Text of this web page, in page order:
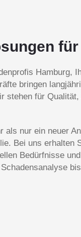
Hamburg,
bringen
stehen für
als nur ein neuer
Bei uns erhalten
Bedürfnisse